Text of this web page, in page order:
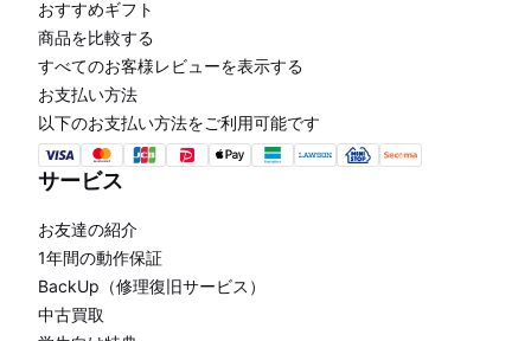
おすすめギフト
商品を比較する
すべてのお客様レビューを表示する
お支払い方法
以下のお支払い方法をご利用可能です
サービス
お友達の紹介
1年間の動作保証
BackUp（修理復旧サービス）
中古買取